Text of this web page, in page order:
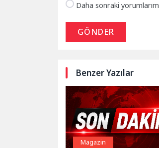
Daha sonraki
GÖNDER
Benzer Yazılar
Magazin